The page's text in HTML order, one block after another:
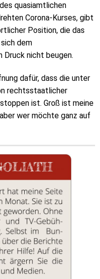
quasiamtlichen
Corona-Kurses, gibt
Position, die das
dem
nicht beugen.
dafür, dass die unter
rechtsstaatlicher
ist. Groß ist meine
wer möchte ganz auf